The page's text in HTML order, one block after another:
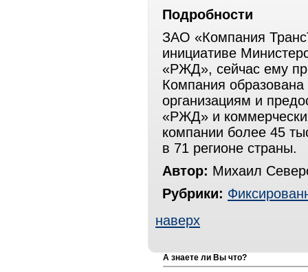
Подробности
ЗАО «Компания
инициативе
«РЖД», сейчас ему
Компания
организациям и
«РЖД» и
компании более 45
в 71 регионе страны.
Автор: Михаил
Рубрики:
наверх
А знаете ли Вы что?